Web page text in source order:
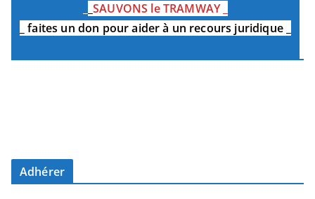
_SAUVONS le TRAMWAY_
_faites un don pour aider à un recours juridique_
Adhérer